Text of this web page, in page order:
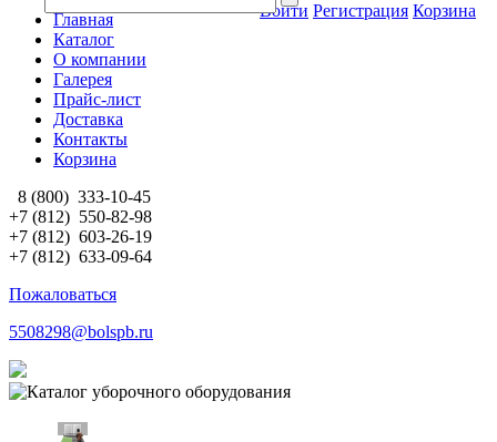
Войти Регистрация Корзина
Главная
Каталог
О компании
Галерея
Прайс-лист
Доставка
Контакты
Корзина
8 (800) 333-10-45
+7 (812) 550-82-98
+7 (812) 603-26-19
+7 (812) 633-09-64
Пожаловаться
5508298@bolspb.ru